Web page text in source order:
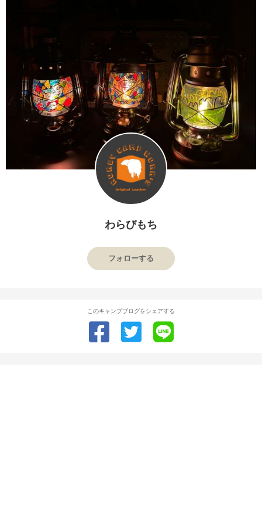
わらびもち
フォローする
このキャンプブログをシェアする